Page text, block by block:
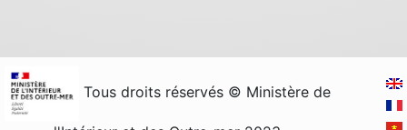
Tous droits réservés © Ministère de